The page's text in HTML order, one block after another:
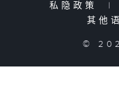
私隐政策
|
其他
©